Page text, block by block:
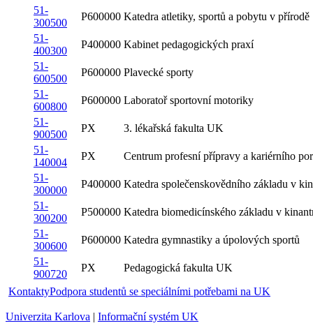
51-
300500
P600000 Katedra atletiky, sportů a pobytu v přírodě
51-
400300
P400000 Kabinet pedagogických praxí
51-
600500
P600000 Plavecké sporty
51-
600800
P600000 Laboratoř sportovní motoriky
51-
900500
PX
3. lékařská fakulta UK
51-
140004
PX
Centrum profesní přípravy a kariérního
51-
300000
P400000 Katedra společenskovědního základu v
51-
300200
P500000 Katedra biomedicínského základu v
51-
300600
P600000 Katedra gymnastiky a úpolových sportů
51-
900720
PX
Pedagogická fakulta UK
KontaktyPodpora studentů se speciálními potřebami na UK
Univerzita Karlova | Informační systém UK